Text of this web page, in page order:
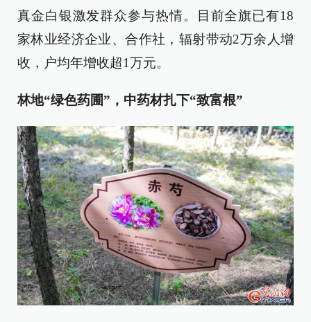
真金白银激发群众参与热情。目前全旗已有18
家林业经济企业、合作社，辐射带动2万余人增
收，户均年增收超1万元。
林地“绿色药圃”，中药材扎下“致富根”